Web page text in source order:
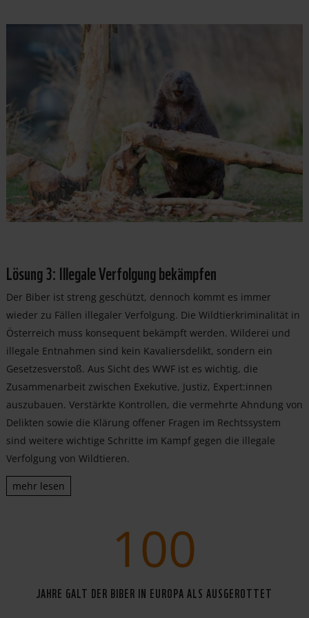
Lösung 3: Illegale Verfolgung bekämpfen
Der Biber ist streng geschützt, dennoch kommt es immer
wieder zu Fällen illegaler Verfolgung. Die Wildtierkriminalität in
Österreich muss konsequent bekämpft werden. Wilderei und
illegale Entnahmen sind kein Kavaliersdelikt, sondern ein
Gesetzesverstoß. Aus Sicht des WWF ist es wichtig, die
Zusammenarbeit zwischen Exekutive, Justiz, Expert:innen
auszubauen. Verstärkte Kontrollen, die vermehrte Ahndung von
Delikten sowie die Klärung offener Fragen im Rechtssystem
sind weitere wichtige Schritte im Kampf gegen die illegale
Verfolgung von Wildtieren.
mehr lesen
100
JAHRE GALT DER BIBER IN EUROPA ALS AUSGEROTTET